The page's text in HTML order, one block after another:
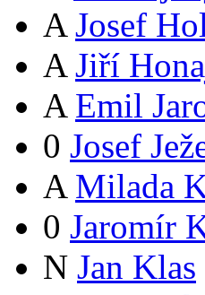
A Josef
A Jiří
A Emil
0 Josef
A Milada
0 Jaromír
N Jan Klas